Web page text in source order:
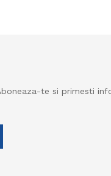
te si primesti